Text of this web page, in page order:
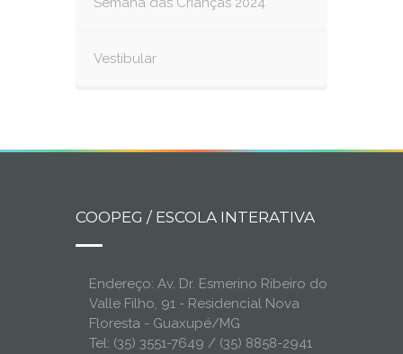
Vestibular
COOPEG / ESCOLA INTERATIVA
Endereço: Av. Dr. Esmerino Ribeiro do
Valle Filho, 91 - Residencial Nova
Floresta - Guaxupé/MG
Tel: (35) 3551-7649 / (35) 8858-2941